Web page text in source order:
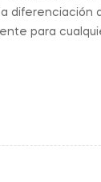
diferenciación
para